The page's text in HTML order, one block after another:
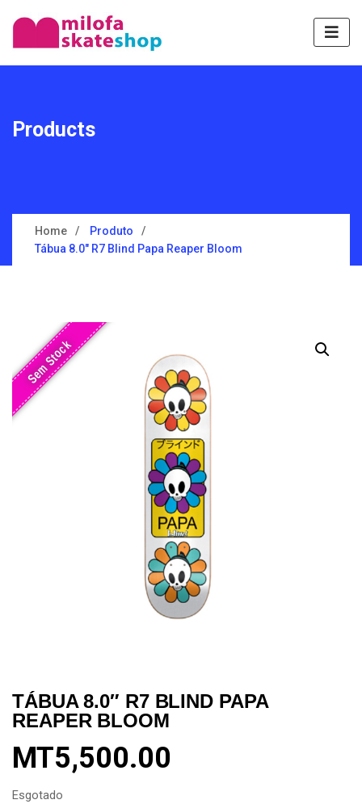
Products
Home
Produto
Tábua 8.0″ R7 Blind Papa Reaper Bloom
Sem Stock
TÁBUA 8.0″ R7 BLIND PAPA
REAPER BLOOM
MT5,500.00
Esgotado